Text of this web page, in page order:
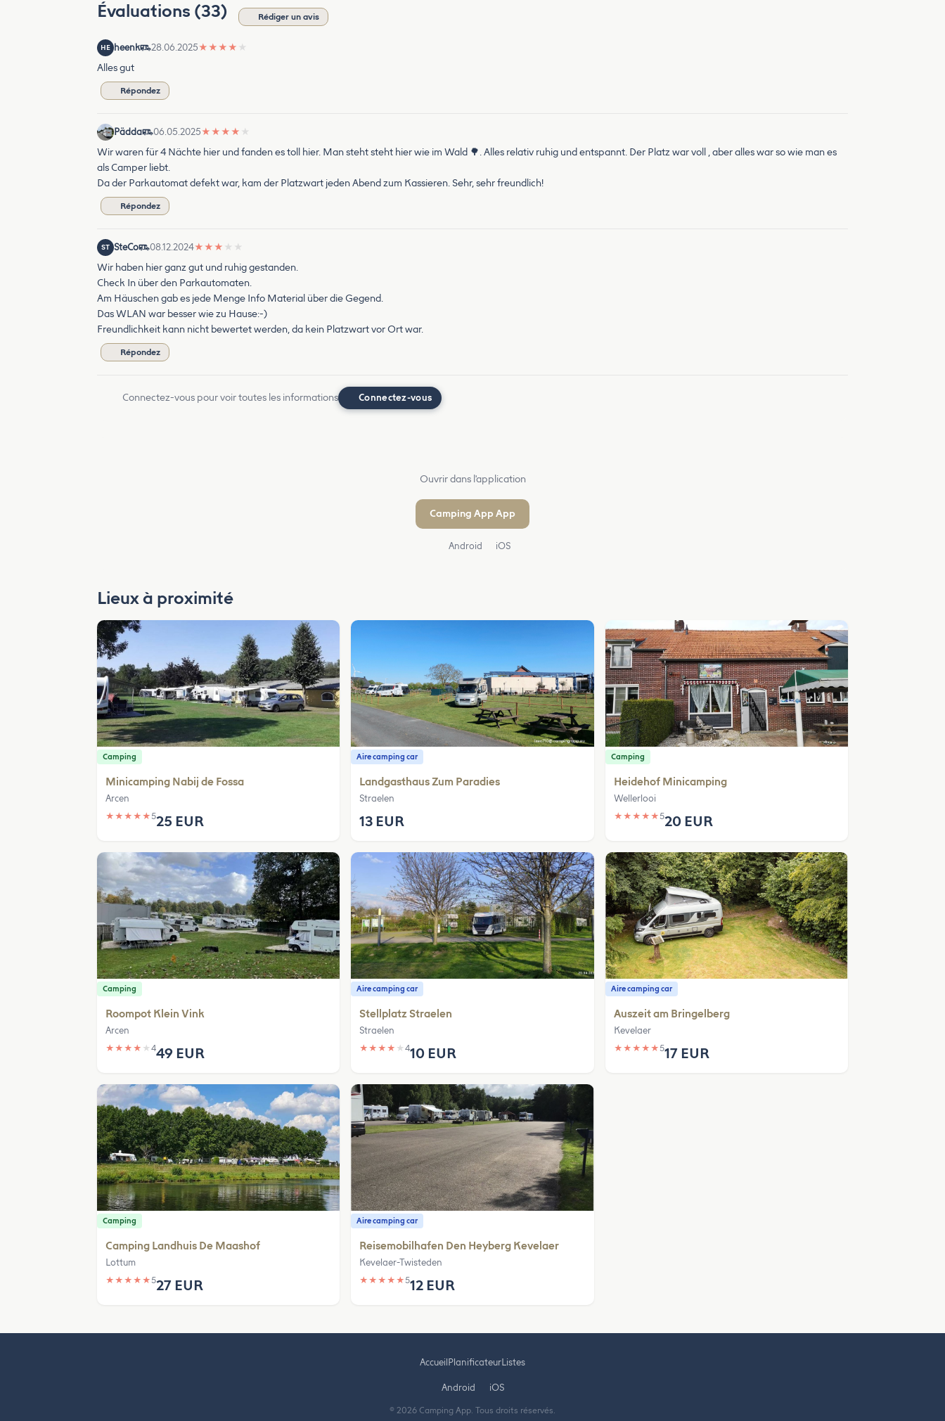
Évaluations (33) Rédiger un avis
HE heenk 28.06.2025★ ★ ★ ★ ★
Alles gut
Répondez
Pädda 06.05.2025★ ★ ★ ★ ★
Wir waren für 4 Nächte hier und fanden es toll hier. Man steht steht hier wie im Wald 🌳. Alles relativ ruhig und entspannt. Der Platz war voll , aber alles war so wie man es
als Camper liebt.
Da der Parkautomat defekt war, kam der Platzwart jeden Abend zum Kassieren. Sehr, sehr freundlich!
Répondez
ST SteCo 08.12.2024★ ★ ★ ★ ★
Wir haben hier ganz gut und ruhig gestanden.
Check In über den Parkautomaten.
Am Häuschen gab es jede Menge Info Material über die Gegend.
Das WLAN war besser wie zu Hause:-)
Freundlichkeit kann nicht bewertet werden, da kein Platzwart vor Ort war.
Répondez
Connectez-vous pour voir toutes les informations Connectez-vous
Ouvrir dans l'application
Camping App App
Android iOS
Lieux à proximité
Camping
Minicamping Nabij de Fossa
Arcen
★ ★ ★ ★ ★525 EUR
Aire camping car
Landgasthaus Zum Paradies
Straelen
13 EUR
Camping
Heidehof Minicamping
Wellerlooi
★ ★ ★ ★ ★520 EUR
Camping
Roompot Klein Vink
Arcen
★ ★ ★ ★ ★ 449 EUR
Aire camping car
Stellplatz Straelen
Straelen
★ ★ ★ ★ ★410 EUR
Aire camping car
Auszeit am Bringelberg
Kevelaer
★ ★ ★ ★ ★517 EUR
Camping
Camping Landhuis De Maashof
Lottum
★ ★ ★ ★ ★527 EUR
Aire camping car
Reisemobilhafen Den Heyberg Kevelaer
Kevelaer-Twisteden
★ ★ ★ ★ ★512 EUR
Accueil PlanificateurListes
Android iOS
© 2026 Camping App. Tous droits réservés.